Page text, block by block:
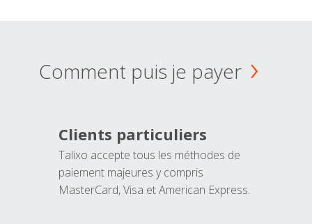
Comment puis je payer
Clients particuliers
Talixo accepte tous les méthodes de
paiement majeures y compris
MasterCard, Visa et American Express.